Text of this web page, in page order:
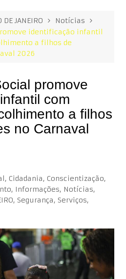
DE JANEIRO
Notícias
identificação infantil
a filhos de
2026
promove
com
a filhos
no Carnaval
, Cidadania, Conscientização,
, Informações, Notícias,
, Segurança, Serviços,